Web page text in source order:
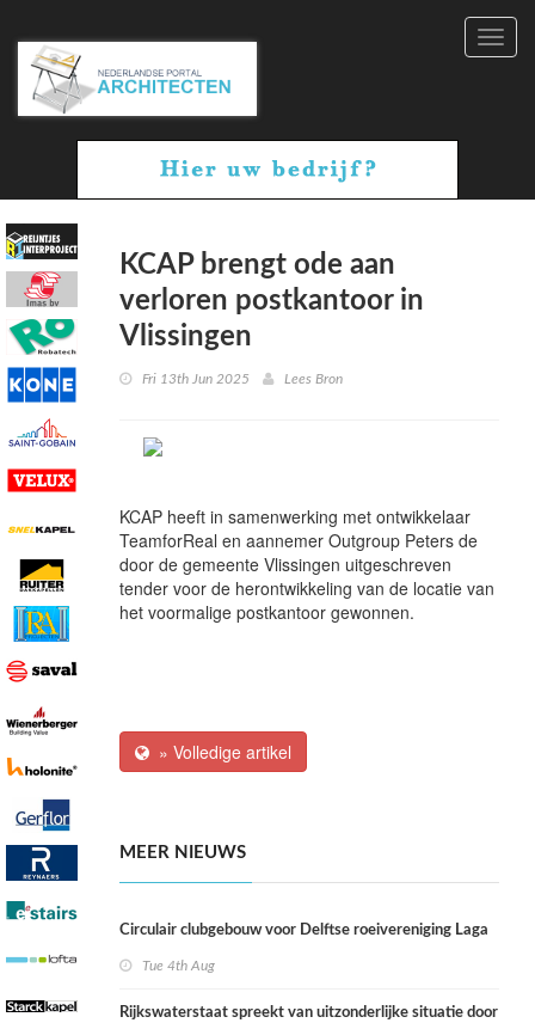
KCAP brengt ode aan
verloren postkantoor in
Vlissingen
Fri 13th Jun 2025 Lees Bron
KCAP heeft in samenwerking met ontwikkelaar
TeamforReal en aannemer Outgroup Peters de
door de gemeente Vlissingen uitgeschreven
tender voor de herontwikkeling van de locatie van
het voormalige postkantoor gewonnen.
» Volledige artikel
MEER NIEUWS
Circulair clubgebouw voor Delftse roeivereniging Laga
Tue 4th Aug
Rijkswaterstaat spreekt van uitzonderlijke situatie door